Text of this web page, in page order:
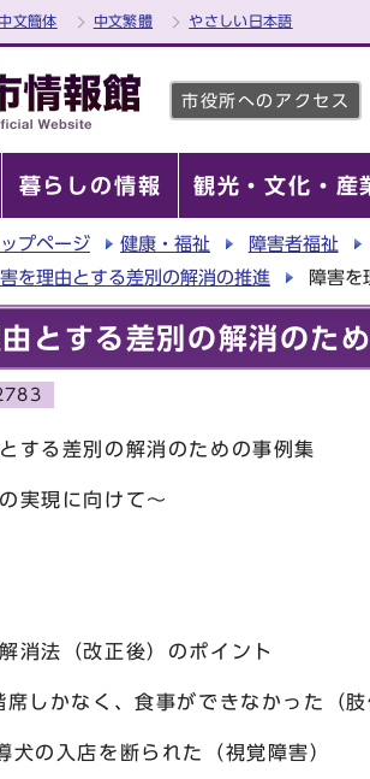
中文簡体 中文繁體 やさしい日本語
市役所へのアクセス
暮らしの情報 観光・文化・産
ップページ 健康・福祉 障害者福祉
を理由とする差別の解消の推進
障害を
とする差別の解消のた
する差別の解消のための事例集
実現に向けて～
消法（改正後）のポイント
しかなく、食事ができなかった（肢
の入店を断られた（視覚障害）